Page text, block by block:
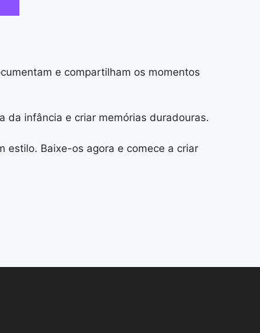
e compartilham os momentos
da infância e criar memórias duradouras.
estilo. Baixe-os agora e comece a criar